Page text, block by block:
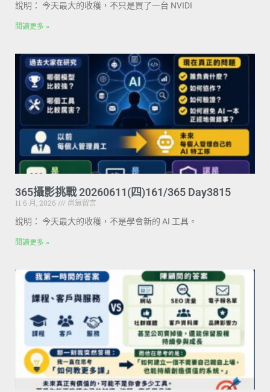
說明： 今天最大的收穫，不只是買了一台 NVIDI
閱讀更多 »
365攝影挑戰 20260611(四)161/365 Day3815
11 6 月, 2026
尚無留言
說明： 今天最大的收穫，不是學會新的 AI 工具。
閱讀更多 »